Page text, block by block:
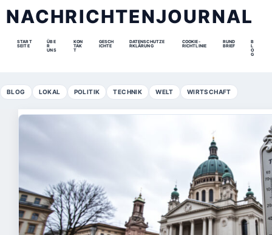
NACHRICHTENJOURNAL
START
SEITE
ÜBE
R
UNS
KON
TAK
T
GESCH
ICHTE
DATENSCHUTZE
RKLÄRUNG
COOKIE-
RICHTLINIE
RUND
BRIEF
B
L
O
G
BLOG LOKAL POLITIK TECHNIK WELT WIRTSCHAFT